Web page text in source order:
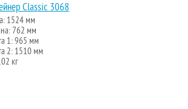
Classic 3068
1524 мм
762 мм
1: 965 мм
2: 1510 мм
кг